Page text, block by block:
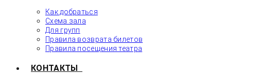
Как добраться
Схема зала
Для групп
Правила возврата билетов
Правила посещения театра
КОНТАКТЫ